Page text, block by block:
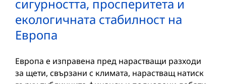
сигурността, просперитета и
екологичната стабилност на
Европа
Европа е изправена пред нарастващи разходи
за щети, свързани с климата, нарастващ натиск